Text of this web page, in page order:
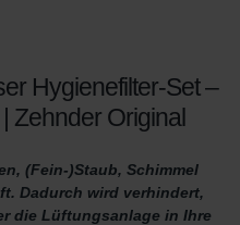
Hygienefilter-Set –
Zehnder Original
(Fein-)Staub, Schimmel
Dadurch wird verhindert,
die Lüftungsanlage in Ihre